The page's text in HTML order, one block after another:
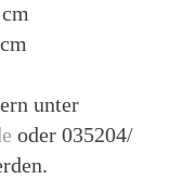
unter
oder 035204/